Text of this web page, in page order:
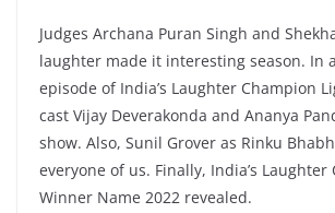
Judges Archana Puran Singh and
laughter made it interesting season. In
episode of India’s Laughter Champion
cast Vijay Deverakonda and Ananya
show. Also, Sunil Grover as Rinku
everyone of us. Finally, India’s Laughter
Winner Name 2022 revealed.